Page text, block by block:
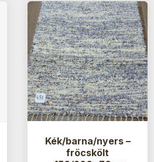
Kék/barna/nyers –
fröcskölt